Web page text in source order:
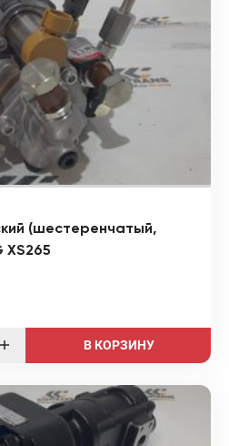
(шестеренчатый,
XS265
В КОРЗИНУ